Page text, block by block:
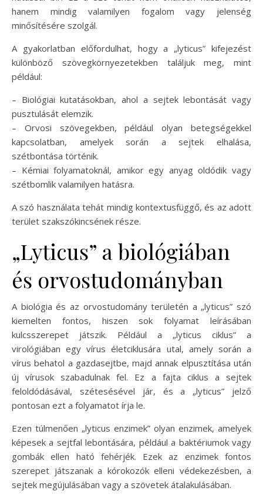
hanem mindig valamilyen fogalom vagy jelenség
minősítésére szolgál.
A gyakorlatban előfordulhat, hogy a „lyticus” kifejezést
különböző szövegkörnyezetekben találjuk meg, mint
például:
– Biológiai kutatásokban, ahol a sejtek lebontását vagy
pusztulását elemzik.
– Orvosi szövegekben, például olyan betegségekkel
kapcsolatban, amelyek során a sejtek elhalása,
szétbontása történik.
– Kémiai folyamatoknál, amikor egy anyag oldódik vagy
szétbomlik valamilyen hatásra.
A szó használata tehát mindig kontextusfüggő, és az adott
terület szakszókincsének része.
„Lyticus” a biológiában
és orvostudományban
A biológia és az orvostudomány területén a „lyticus” szó
kiemelten fontos, hiszen sok folyamat leírásában
kulcsszerepet játszik. Például a „lyticus ciklus” a
virológiában egy vírus életciklusára utal, amely során a
vírus behatol a gazdasejtbe, majd annak elpusztítása után
új vírusok szabadulnak fel. Ez a fajta ciklus a sejtek
feloldódásával, szétesésével jár, és a „lyticus” jelző
pontosan ezt a folyamatot írja le.
Ezen túlmenően „lyticus enzimek” olyan enzimek, amelyek
képesek a sejtfal lebontására, például a baktériumok vagy
gombák ellen ható fehérjék. Ezek az enzimek fontos
szerepet játszanak a kórokozók elleni védekezésben, a
sejtek megújulásában vagy a szövetek átalakulásában.